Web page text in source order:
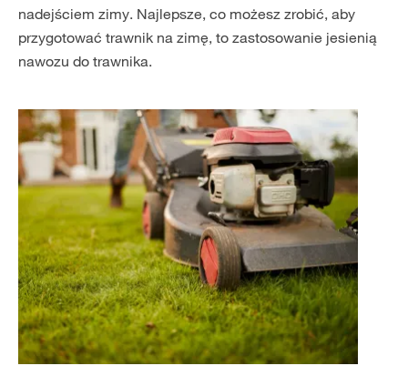
nadejściem zimy. Najlepsze, co możesz zrobić, aby
przygotować trawnik na zimę, to zastosowanie jesienią
nawozu do trawnika.